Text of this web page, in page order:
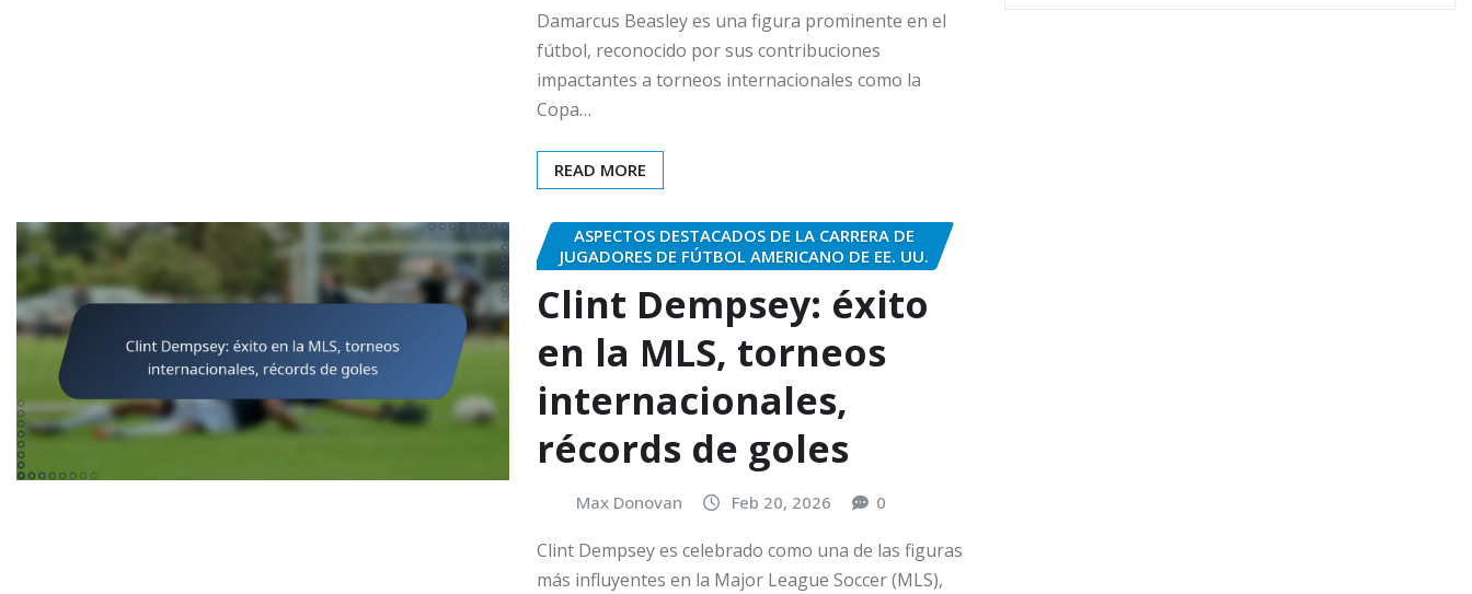
Damarcus Beasley es una figura prominente en el
fútbol, reconocido por sus contribuciones
impactantes a torneos internacionales como la
Copa…
READ MORE
ASPECTOS DESTACADOS DE LA CARRERA DE
JUGADORES DE FÚTBOL AMERICANO DE EE. UU.
Clint Dempsey: éxito
en la MLS, torneos
internacionales,
récords de goles
Max Donovan Feb 20, 2026 0
Clint Dempsey es celebrado como una de las figuras
más influyentes en la Major League Soccer (MLS),